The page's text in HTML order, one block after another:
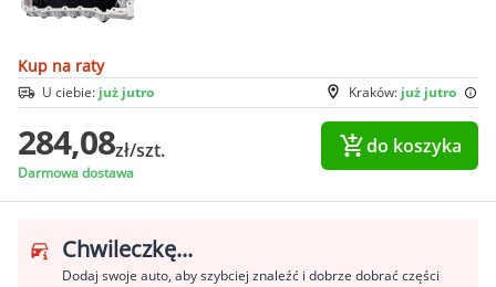
Kup na raty
Kraków: już jutro
U ciebie: już jutro
284,08zł/szt.
Darmowa dostawa
do koszyka
Chwileczkę...
Dodaj swoje auto, aby szybciej znaleźć i dobrze dobrać części